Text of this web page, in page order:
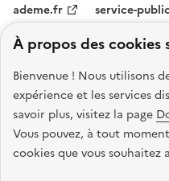
À propos des
Bienvenue ! Nous utilisons
expérience et les services
savoir plus, visitez la page
Vous pouvez, à tout
cookies que vous souhaitez
ademe.fr service-
data.gouv.fr
Nos